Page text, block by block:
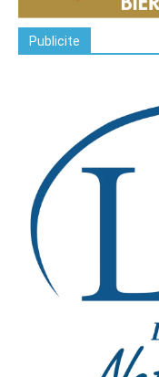
Publicite